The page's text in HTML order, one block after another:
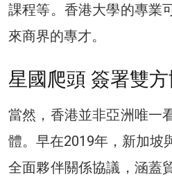
課程等。香港大學的專業
來商界的專才。
星國爬頭 簽署雙
當然，香港並非亞洲唯一
體。早在2019年，新加坡
全面夥伴關係協議，涵蓋